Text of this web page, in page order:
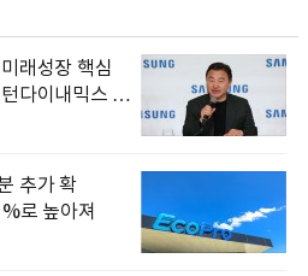
래성장 핵심
다이내믹스 출
추가 확
로 높아져